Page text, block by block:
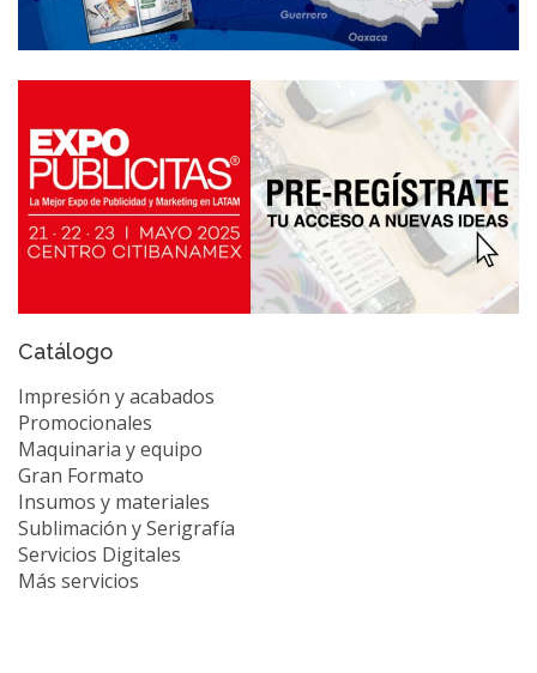
Catálogo
Impresión y acabados
Promocionales
Maquinaria y equipo
Gran Formato
Insumos y materiales
Sublimación y Serigrafía
Servicios Digitales
Más servicios